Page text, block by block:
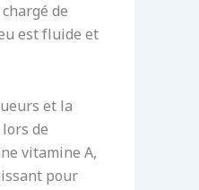
de
est fluide et
et la
de
vitamine A,
pour